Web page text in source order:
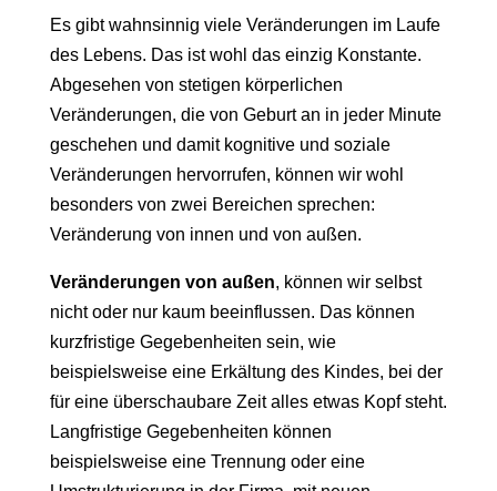
Es gibt wahnsinnig viele Veränderungen im Laufe
des Lebens. Das ist wohl das einzig Konstante.
Abgesehen von stetigen körperlichen
Veränderungen, die von Geburt an in jeder Minute
geschehen und damit kognitive und soziale
Veränderungen hervorrufen, können wir wohl
besonders von zwei Bereichen sprechen:
Veränderung von innen und von außen.
Veränderungen von außen, können wir selbst
nicht oder nur kaum beeinflussen. Das können
kurzfristige Gegebenheiten sein, wie
beispielsweise eine Erkältung des Kindes, bei der
für eine überschaubare Zeit alles etwas Kopf steht.
Langfristige Gegebenheiten können
beispielsweise eine Trennung oder eine